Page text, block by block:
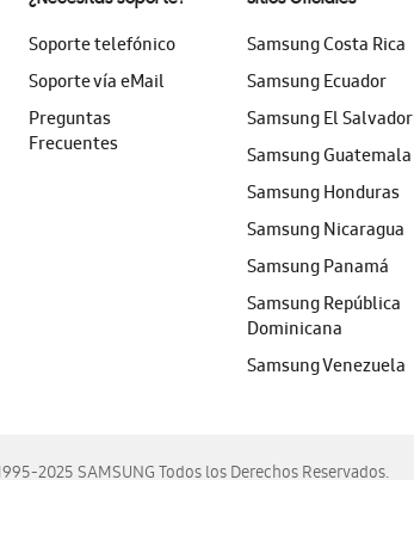
Soporte telefónico
Soporte vía eMail
Preguntas
Frecuentes
Samsung Costa Rica
Samsung Ecuador
Samsung El Salvador
Samsung Guatemala
Samsung Honduras
Samsung Nicaragua
Samsung Panamá
Samsung República
Dominicana
Samsung Venezuela
2025 SAMSUNG Todos los Derechos Reservados.